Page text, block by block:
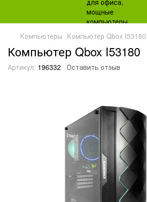
Компьютеры Компьютер Qbox I53180
Компьютер Qbox I53180
Артикул: 196332 Оставить отзыв